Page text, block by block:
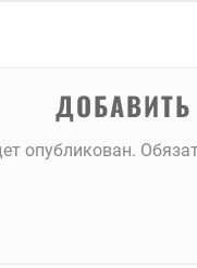
опубликован.